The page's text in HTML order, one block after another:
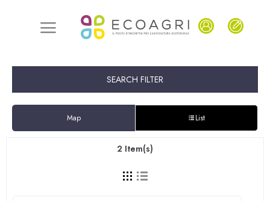
SEARCH FILTER
Map List
2 Item(s)